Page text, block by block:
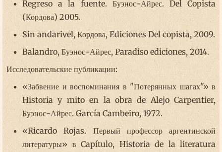
Regreso a la fuente. Буэнос-Айрес. Del Copista
(Кордова) 2005.
Sin andarivel, Кордова, Ediciones Del copista, 2009.
Balandro, Буэнос-Айрес, Paradiso ediciones, 2014.
Исследовательские публикации:
«Забвение и воспоминания в "Потерянных шагах"» в
Historia y mito en la obra de Alejo Carpentier,
Буэнос-Айрес. García Cambeiro, 1972.
«Ricardo Rojas. Первый профессор аргентинской
литературы» в Capítulo, Historia de la literatura